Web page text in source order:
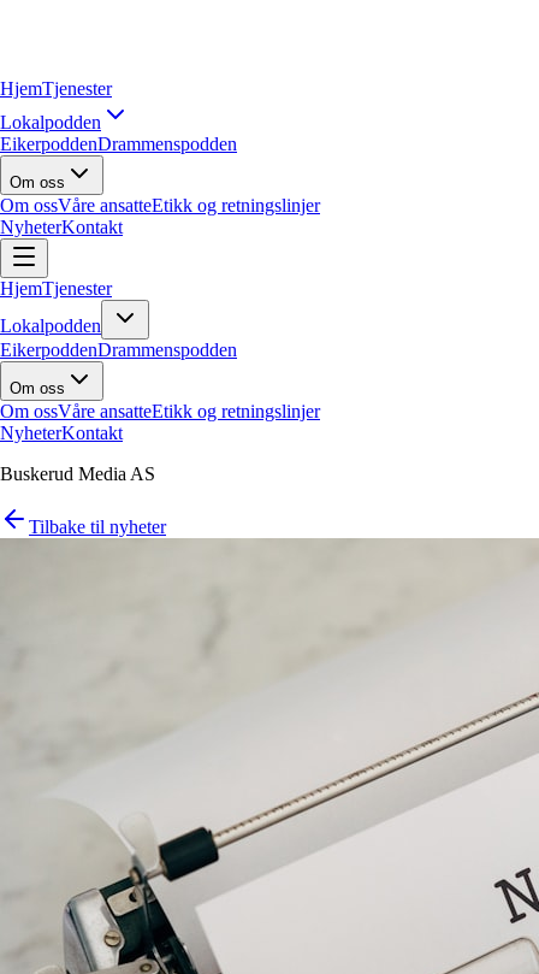
HjemTjenester
Lokalpodden
EikerpoddenDrammenspodden
Om oss
Om ossVåre ansatteEtikk og retningslinjer
NyheterKontakt
HjemTjenester
Lokalpodden
EikerpoddenDrammenspodden
Om oss
Om ossVåre ansatteEtikk og retningslinjer
NyheterKontakt
Buskerud Media AS
Tilbake til nyheter